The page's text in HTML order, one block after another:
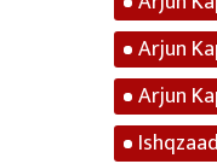
Arjun
Arjun